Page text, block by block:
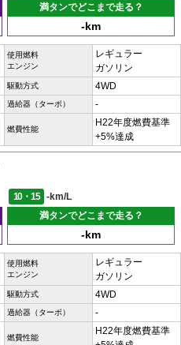
満タンでどこまで走る？
-km
使用燃料
エンジン
レギュラー
ガソリン
駆動方式 4WD
過給器（ターボ） -
燃費性能
H22年度燃費基準
+5%達成
10・15
-km/L
満タンでどこまで走る？
-km
使用燃料
エンジン
レギュラー
ガソリン
駆動方式 4WD
過給器（ターボ） -
燃費性能
H22年度燃費基準